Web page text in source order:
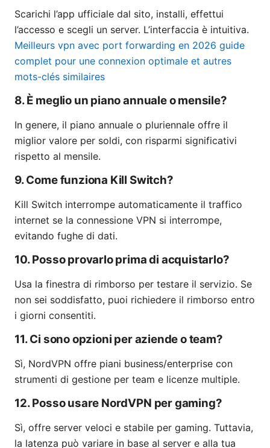
Scarichi l’app ufficiale dal sito, installi, effettui
l’accesso e scegli un server. L’interfaccia è intuitiva.
Meilleurs vpn avec port forwarding en 2026 guide
complet pour une connexion optimale et autres
mots-clés similaires
8. È meglio un piano annuale o mensile?
In genere, il piano annuale o pluriennale offre il
miglior valore per soldi, con risparmi significativi
rispetto al mensile.
9. Come funziona Kill Switch?
Kill Switch interrompe automaticamente il traffico
internet se la connessione VPN si interrompe,
evitando fughe di dati.
10. Posso provarlo prima di acquistarlo?
Usa la finestra di rimborso per testare il servizio. Se
non sei soddisfatto, puoi richiedere il rimborso entro
i giorni consentiti.
11. Ci sono opzioni per aziende o team?
Sì, NordVPN offre piani business/enterprise con
strumenti di gestione per team e licenze multiple.
12. Posso usare NordVPN per gaming?
Sì, offre server veloci e stabile per gaming. Tuttavia,
la latenza può variare in base al server e alla tua